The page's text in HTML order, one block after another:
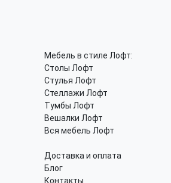
Мебель в стиле Лофт:
Столы Лофт
Стулья Лофт
Стеллажи Лофт
Тумбы Лофт
Вешалки Лофт
Вся мебель Лофт
Доставка и оплата
Блог
Контакты